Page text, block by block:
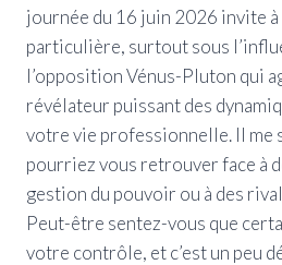
journée du 16 juin 2026 invite
particulière, surtout sous
l’opposition Vénus-Pluton qui
révélateur puissant des
votre vie professionnelle. Il me
pourriez vous retrouver face à
gestion du pouvoir ou à des
Peut-être sentez-vous que
votre contrôle, et c’est un peu